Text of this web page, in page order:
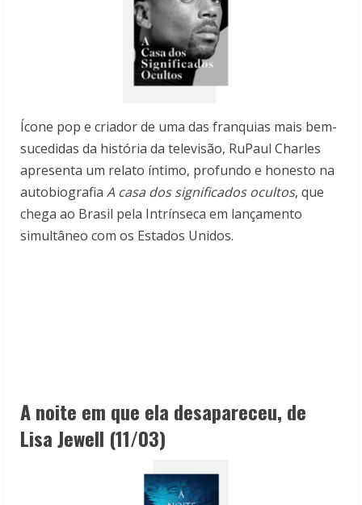
Ícone pop e criador de uma das franquias mais bem-
sucedidas da história da televisão, RuPaul Charles
apresenta um relato íntimo, profundo e honesto na
autobiografia A casa dos significados ocultos, que
chega ao Brasil pela Intrínseca em lançamento
simultâneo com os Estados Unidos.
A noite em que ela desapareceu, de
Lisa Jewell (11/03)